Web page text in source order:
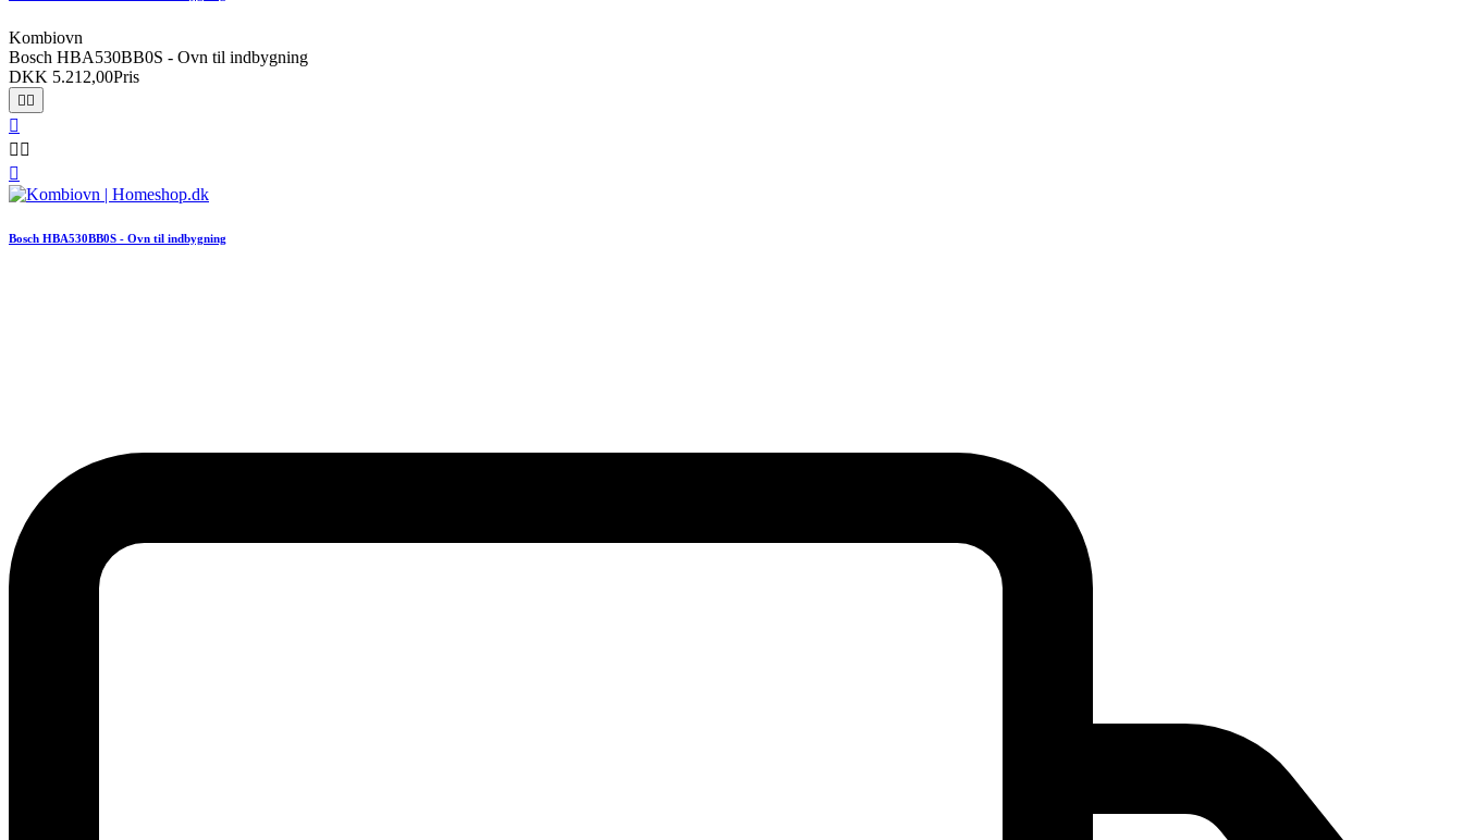
Kombiovn
Bosch HBA530BB0S - Ovn til indbygning
DKK 5.212,00Pris
 

 

Bosch HBA530BB0S - Ovn til indbygning